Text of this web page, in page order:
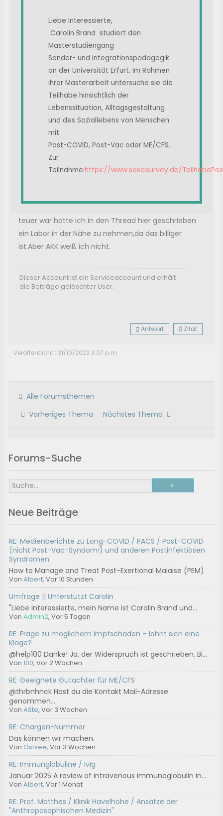
nachweisen.
Diese IgG-Antikörper belegen eine überwundene
Infektion und sind Indiz für eine vorerst erworbene
Immunität.
IgG+ Bestätigungstest
der IgG+ Bestätigungstest wird vom Hersteller bei
einem postiven IgG Nachweis unbedingt empfohlen.
Er weist nach,
gegen welche Strukturen sich die gefundenen
Antikörper richten. Bei einer Immunitätskontrolle
nach einer Impfung ist lediglich der IgG+ Test
teuer war hatte ich in den Thread hier geschrieben
ein Labor in der Nähe zu nehmen,da das billiger
ist.Aber AKK weiß ich nicht.
Dieser Account ist ein Serviceaccount und erhält
die Beiträge gelöschter User.
Antwort Zitat
Veröffentlicht : 31/10/2022 3:07 p.m.
Alle Forumsthemen
Vorheriges Thema
Nächstes Thema
Forums-Suche
Neue Beiträge
RE: Medienberichte zu Long-COVID / PACS / Post-COVID
(nicht Post-Vac-Syndom!) und anderen Postinfektiösen
Syndromen
How to Manage and Treat Post-Exertional Malaise (PEM)
VonAlbert, Vor 10 Stunden
Umfrage || Unterstützt Carolin
"Liebe Interessierte, mein Name ist Carolin Brand und...
VonAdmin2, Vor 5 Tagen
RE: Frage zu möglichem Impfschaden – lohnt sich eine
Klage?
@help100 Danke! Ja, der Widerspruch ist geschrieben. Bi...
Von100, Vor 2 Wochen
RE: Geeignete Gutachter für ME/CFS
@thrbnhnck Hast du die Kontakt Mail-Adresse
genommen...
VonASte, Vor 3 Wochen
RE: Chargen-Nummer
Das können wir machen.
Von Ostsee, Vor 3 Wochen
RE: Immunglobuline / IvIg
Januar 2025 A review of intravenous immunoglobulin in...
VonAlbert, Vor 1 Monat
RE: Prof. Matthes / Klinik Havelhöhe / Ansätze der
"Anthroposophischen Medizin"
Liebe Interessierte,
Carolin Brand studiert den
Masterstudiengang
Sonder- und Integrationspädagogik
an der Universität Erfurt. Im Rahmen
ihrer Masterarbeit untersuche sie die
Teilhabe hinsichtlich der
Lebenssituation, Alltagsgestaltung
und des Soziallebens von Menschen
mit
Post-COVID, Post-Vac oder ME/CFS.
Zur
Teilnahme:https://www.soscisurvey.de/